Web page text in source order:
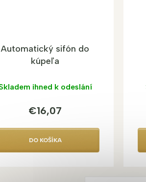
Automatický sifón do
kúpeľa
ihned k odeslání
€16,07
DO KOŠÍKA